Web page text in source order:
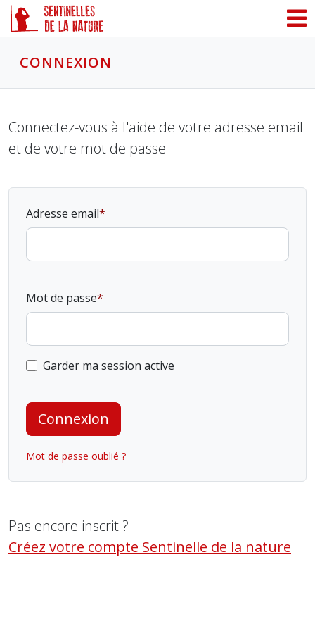
CONNEXION
Connectez-vous à l'aide de votre adresse email
et de votre mot de passe
Adresse email
Mot de passe
Garder ma session active
Connexion
Mot de passe oublié ?
Pas encore inscrit ?
Créez votre compte Sentinelle de la nature
Panneau de gestion des cookies